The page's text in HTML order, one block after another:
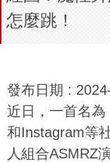
怎麼跳！
發布日期 :
近日，一首名為
和Instagram等
人組合ASMRZ